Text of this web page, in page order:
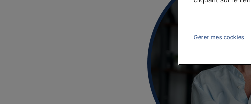
Gérer mes cookies